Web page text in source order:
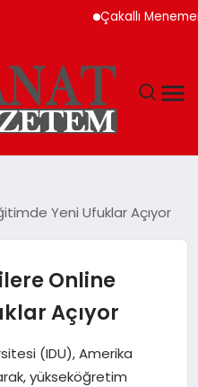
Çakallı Menemeni
Yeni Ufuklar Açıyor
Online
Açıyor
(IDU), Amerika
yükseköğretim